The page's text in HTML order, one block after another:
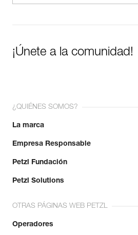
¡Únete a la comunidad!
¿QUIÉNES SOMOS?
La marca
Empresa Responsable
Petzl Fundación
Petzl Solutions
OTRAS PÁGINAS WEB PETZL
Operadores